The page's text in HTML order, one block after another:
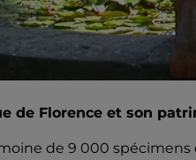
de Florence et son
de 9 000